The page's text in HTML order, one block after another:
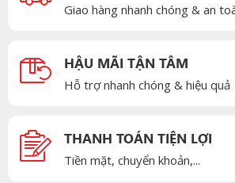
Giao hàng nhanh chóng & an
HẬU MÃI TẬN TÂM
Hỗ trợ nhanh chóng & hiệu quả
THANH TOÁN TIỆN LỢI
Tiền mặt, chuyển khoản,...